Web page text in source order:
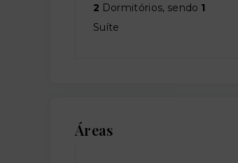
2 Dormitórios, sendo 1
Suíte
Áreas